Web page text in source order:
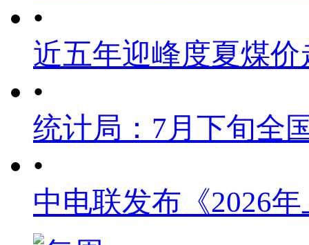
•
近五年迎峰度夏煤价
•
统计局：7月下旬全
•
中电联发布《2026